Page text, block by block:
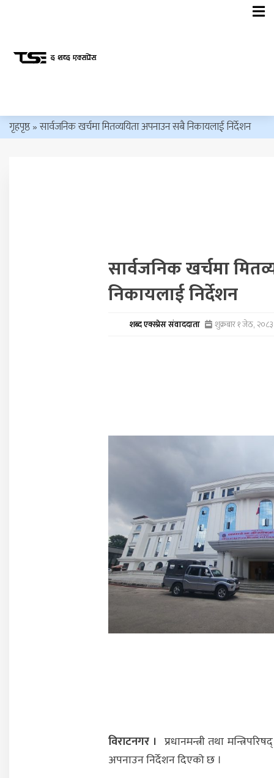
गृहपृष्ठ»सार्वजनिक खर्चमा मितव्ययिता अपनाउन सबै निकायलाई निर्देशन
सार्वजनिक खर्चमा
निकायलाई निर्देशन
शब्द एक्स्प्रेस संवाददाता शुक्रबार १ जेठ, २०८३
विराटनगर । प्रधानमन्त्री तथा
अपनाउन निर्देशन दिएको छ ।